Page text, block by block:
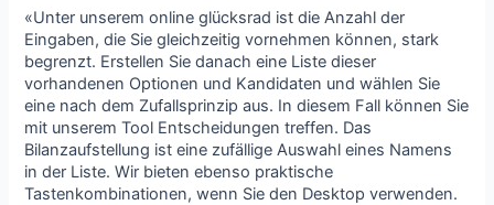
«Unter unserem online glücksrad ist die Anzahl der
Eingaben, die Sie gleichzeitig vornehmen können, stark
begrenzt. Erstellen Sie danach eine Liste dieser
vorhandenen Optionen und Kandidaten und wählen Sie
eine nach dem Zufallsprinzip aus. In diesem Fall können Sie
mit unserem Tool Entscheidungen treffen. Das
Bilanzaufstellung ist eine zufällige Auswahl eines Namens
in der Liste. Wir bieten ebenso praktische
Tastenkombinationen, wenn Sie den Desktop verwenden.